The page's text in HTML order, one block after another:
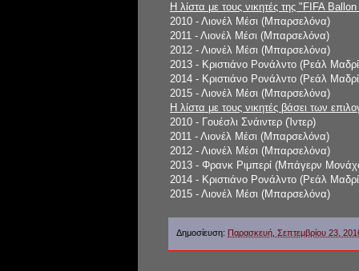
Η λίστα με τους νικητές της "FIFA
2010 - Λιονέλ Μέσι (Μπαρσελόνα)
2011 - Λιονέλ Μέσι (Μπαρσελόνα)
2012 - Λιονέλ Μέσι (Μπαρσελόνα)
2013 - Κριστιάνο Ρονάλντο (Ρεάλ
2014 - Κριστιάνο Ρονάλντο (Ρεάλ
2015 - Λιονέλ Μέσι (Μπαρσελόνα)
Η λίστα με τους νικητές βάσει των
2010 - Γουέσλι Σνάιντερ (Ίντερ)
2011 - Λιονέλ Μέσι (Μπαρσελόνα)
2012 - Λιονέλ Μέσι (Μπαρσελόνα)
2013 - Φρανκ Ριμπερί (Μπάγερν
2014 - Κριστιάνο Ρονάλντο (Ρεάλ
2015 - Λιονέλ Μέσι (Μπαρσελόνα)
Δημοσίευση: Παρασκευή, Σεπτεμβρίου 23,